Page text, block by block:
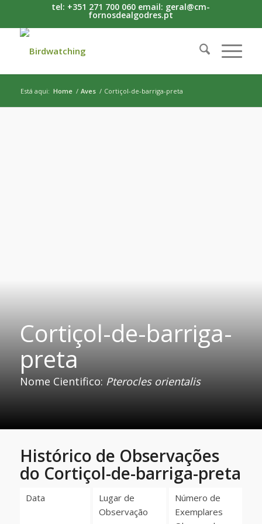
tel: +351 271 700 060 email: geral@cm-
fornosdealgodres.pt
Está aqui: Home / Aves / Cortiçol-de-barriga-preta
Cortiçol-de-barriga-
preta
Nome Cientifico: Pterocles orientalis
Histórico de Observações
do Cortiçol-de-barriga-preta
Data
Lugar de
Observação
Número de
Exemplares